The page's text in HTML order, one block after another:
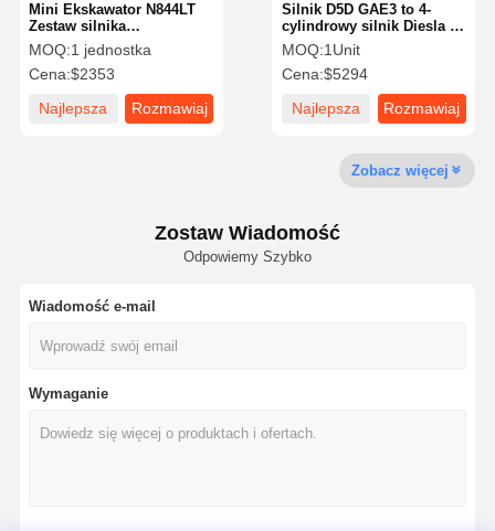
Wycieczka
Kontrola
Skontaktuj
Aktualności
Silnik D5D GAE3 to 4-
cylindrowy silnik Diesla o
mocy znamionowej 99 kW
i prędkości obrotowej
2200 obr./min.
MOQ:1Unit
Cena:$5294
Najlepsza
Rozmawiaj
Mini Ekskawator N844LT
Zestaw silnika
wysokoprężnego 44,7 kW
Do maszyn budowlanych
MOQ:1 jednostka
Cena:$2353
Najlepsza
Rozmawiaj
Zobacz więcej
Zostaw Wiadomość
Odpowiemy Szybko
Wiadomość e-mail
Wymaganie